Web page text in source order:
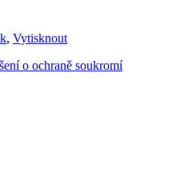
, Vytisknout
o ochraně soukromí